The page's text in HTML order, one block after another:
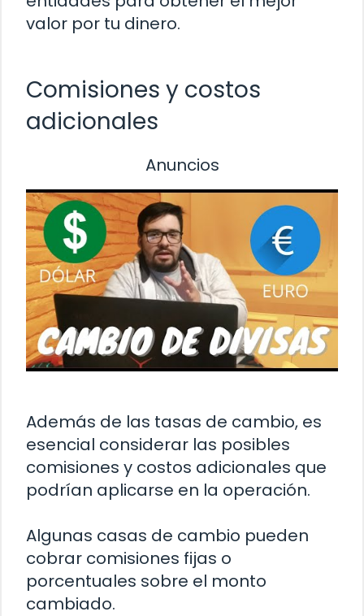
valor por tu dinero.
Comisiones y costos
adicionales
Anuncios
Además de las tasas de cambio, es
esencial considerar las posibles
comisiones y costos adicionales que
podrían aplicarse en la operación.
Algunas casas de cambio pueden
cobrar comisiones fijas o
porcentuales sobre el monto
cambiado.